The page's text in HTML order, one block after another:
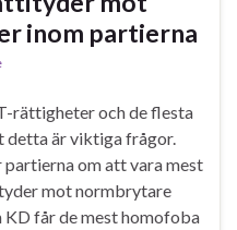
inom partierna
rättigheter och de flesta
detta är viktiga frågor.
om att vara mest
mot normbrytare
KD får de mest homofoba